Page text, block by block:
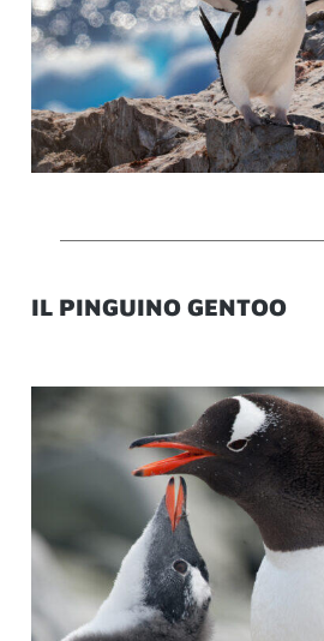
IL PINGUINO GENTOO